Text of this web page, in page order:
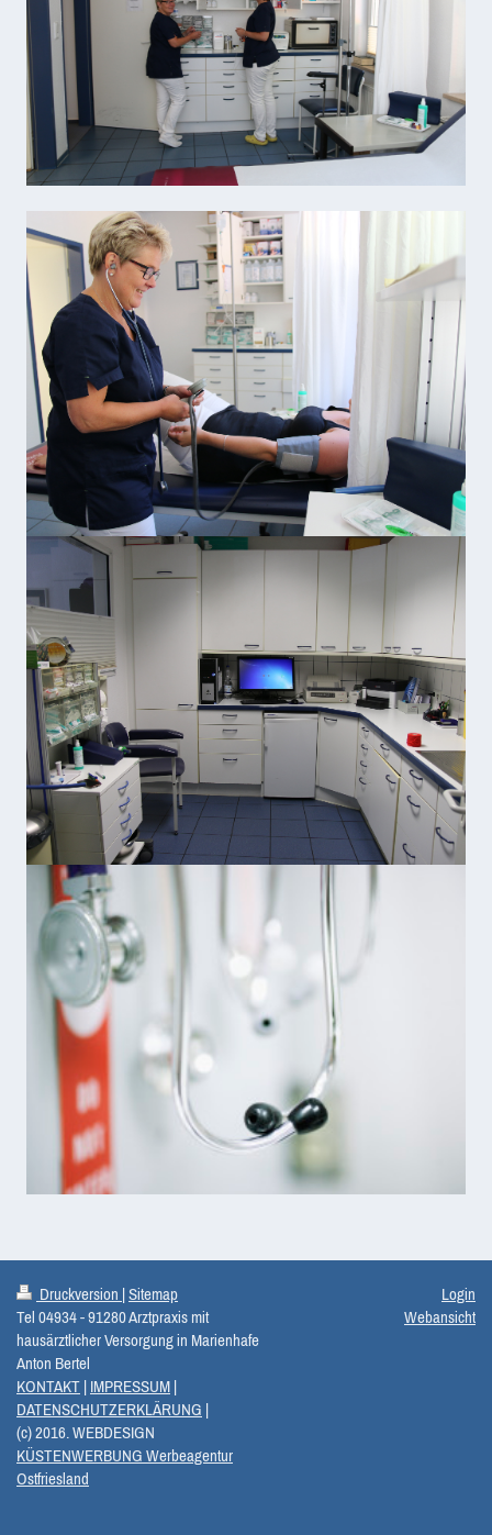
Druckversion |Sitemap
Tel 04934 - 91280 Arztpraxis mit
hausärztlicher Versorgung in Marienhafe
Anton Bertel
KONTAKT | IMPRESSUM |
DATENSCHUTZERKLÄRUNG |
(c) 2016. WEBDESIGN
KÜSTENWERBUNG Werbeagentur
Ostfriesland
Login
Webansicht